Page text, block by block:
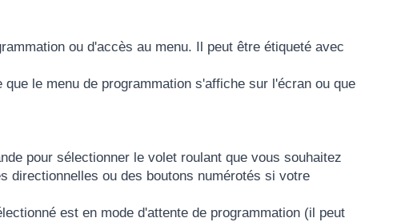
ou d'accès au menu. Il peut être étiqueté avec
le menu de programmation s'affiche sur l'écran ou que
pour sélectionner le volet roulant que vous souhaitez
directionnelles ou des boutons numérotés si votre
est en mode d'attente de programmation (il peut